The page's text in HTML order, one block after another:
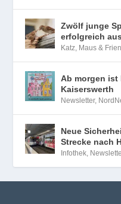
Zwölf junge
erfolgreich
Katz, Maus &
Ab morgen ist
Kaiserswerth
Newsletter,
Neue
Strecke nach
Infothek